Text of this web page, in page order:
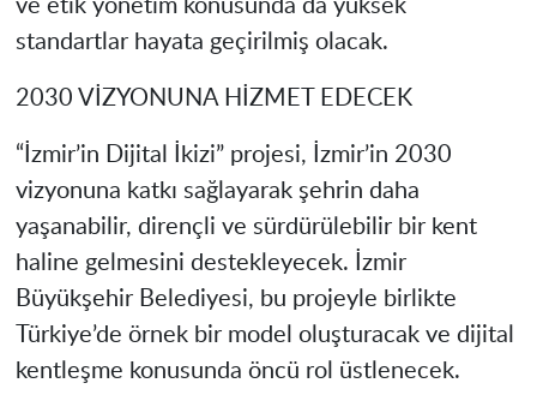
ve etik yönetim konusunda da yüksek
standartlar hayata geçirilmiş olacak.
2030 VİZYONUNA HİZMET EDECEK
“İzmir’in Dijital İkizi” projesi, İzmir’in 2030
vizyonuna katkı sağlayarak şehrin daha
yaşanabilir, dirençli ve sürdürülebilir bir kent
haline gelmesini destekleyecek. İzmir
Büyükşehir Belediyesi, bu projeyle birlikte
Türkiye’de örnek bir model oluşturacak ve dijital
kentleşme konusunda öncü rol üstlenecek.